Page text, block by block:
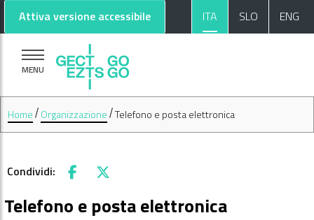
Vai al contenuto principale
Vai al footer
Attiva versione accessibile ITA SLO ENG
MENU
Home Organizzazione Telefono e posta elettronica
Condividi: Facebook
X
Telefono e posta elettronica